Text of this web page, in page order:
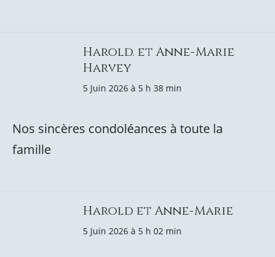
Harold. et Anne-Marie
Harvey
5 Juin 2026 à 5 h 38 min
Nos sincères condoléances à toute la
famille
Harold et Anne-Marie
5 Juin 2026 à 5 h 02 min